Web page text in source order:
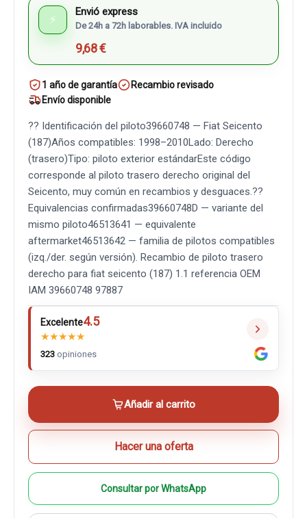
⚡
Envió express
De 24h a 72h laborables. IVA incluido
9,68 €
1 año de garantía
Recambio revisado
Envío disponible
?? Identificación del piloto39660748 — Fiat Seicento
(187)Años compatibles: 1998–2010Lado: Derecho
(trasero)Tipo: piloto exterior estándarEste código
corresponde al piloto trasero derecho original del
Seicento, muy común en recambios y desguaces.??
Equivalencias confirmadas39660748D — variante del
mismo piloto46513641 — equivalente
aftermarket46513642 — familia de pilotos compatibles
(izq./der. según versión). Recambio de piloto trasero
derecho para fiat seicento (187) 1.1 referencia OEM
IAM 39660748 97887
Excelente4.5
★★★★★
323 opiniones
Añadir al carrito
Hacer una oferta
Consultar por WhatsApp